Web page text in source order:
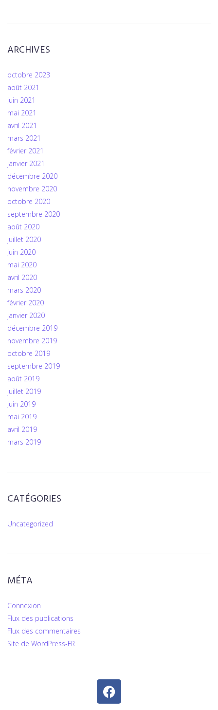
ARCHIVES
octobre 2023
août 2021
juin 2021
mai 2021
avril 2021
mars 2021
février 2021
janvier 2021
décembre 2020
novembre 2020
octobre 2020
septembre 2020
août 2020
juillet 2020
juin 2020
mai 2020
avril 2020
mars 2020
février 2020
janvier 2020
décembre 2019
novembre 2019
octobre 2019
septembre 2019
août 2019
juillet 2019
juin 2019
mai 2019
avril 2019
mars 2019
CATÉGORIES
Uncategorized
MÉTA
Connexion
Flux des publications
Flux des commentaires
Site de WordPress-FR